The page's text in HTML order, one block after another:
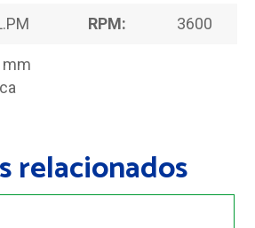
RPM: 3600
relacionados